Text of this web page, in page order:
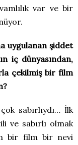
var ve bir
uygulanan şiddet
iç dünyasından,
çekilmiş bir film
sabırlıydı… İlk
ve sabırlı olmak
bir film bir nevi